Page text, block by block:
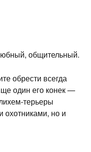
общительный.
обрести всегда
один его конек —
терьеры
охотниками, но и